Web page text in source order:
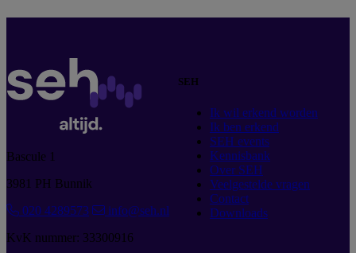
Bascule 1
3981 PH Bunnik
020 4289573
info@seh.nl
KvK nummer: 33300916
SEH
Ik wil erkend worden
Ik ben erkend
SEH events
Kennisbank
Over SEH
Veelgestelde vragen
Contact
Downloads